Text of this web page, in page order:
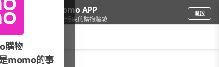
下載momo APP
給你3倍流暢度的購物體驗
開啟
家電/淨水設備/濾心款式
購物
momo的事